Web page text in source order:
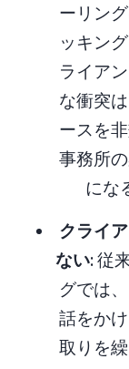
ーリン
ッキン
ライア
な衝突
ースを
事務所
にな
クライ
ない: 従
グでは
話をか
取りを